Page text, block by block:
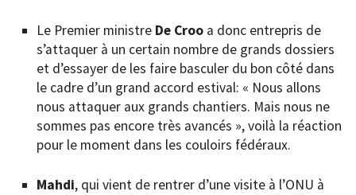
Le Premier ministre De Croo a donc entrepris de
s’attaquer à un certain nombre de grands dossiers
et d’essayer de les faire basculer du bon côté dans
le cadre d’un grand accord estival: « Nous allons
nous attaquer aux grands chantiers. Mais nous ne
sommes pas encore très avancés », voilà la réaction
pour le moment dans les couloirs fédéraux.
Mahdi, qui vient de rentrer d’une visite à l’ONU à